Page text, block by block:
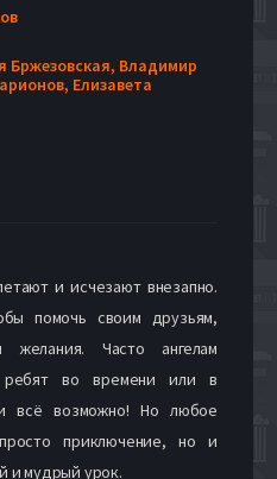
Бржезовская, Владимир
Елизавета
и исчезают внезапно.
помочь своим друзьям,
Часто ангелам
ребят во времени или в
всё возможно! Но любое
приключение, но и
и мудрый урок.